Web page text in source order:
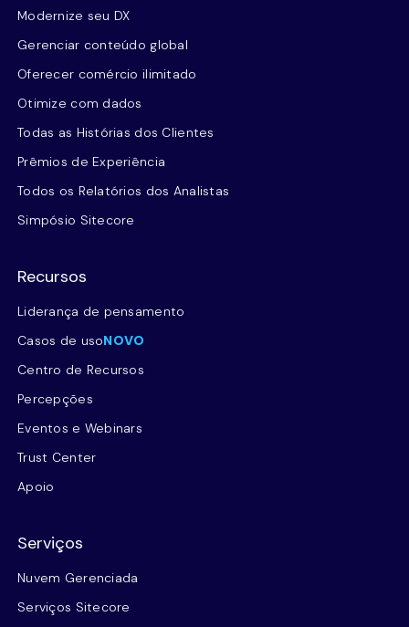
Modernize seu DX
Gerenciar conteúdo global
Oferecer comércio ilimitado
Otimize com dados
Todas as Histórias dos Clientes
Prêmios de Experiência
Todos os Relatórios dos Analistas
Simpósio Sitecore
Recursos
Liderança de pensamento
Casos de usoNOVO
Centro de Recursos
Percepções
Eventos e Webinars
Trust Center
Apoio
Serviços
Nuvem Gerenciada
Serviços Sitecore